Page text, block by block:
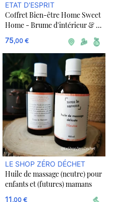
ETAT D'ESPRIT
Coffret Bien-être Home Sweet
Home - Brume d'intérieur & sa
recharge, Bougie et Tisane
75,00 €
LE SHOP ZÉRO DÉCHET
Huile de massage (neutre) pour
enfants et (futures) mamans
11,00 €